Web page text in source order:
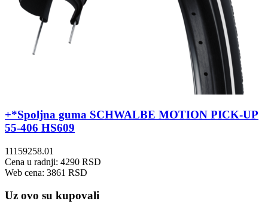
+*Spoljna guma SCHWALBE MOTION PICK-UP
55-406 HS609
11159258.01
Cena u radnji: 4290 RSD
Web cena: 3861 RSD
Uz ovo su kupovali